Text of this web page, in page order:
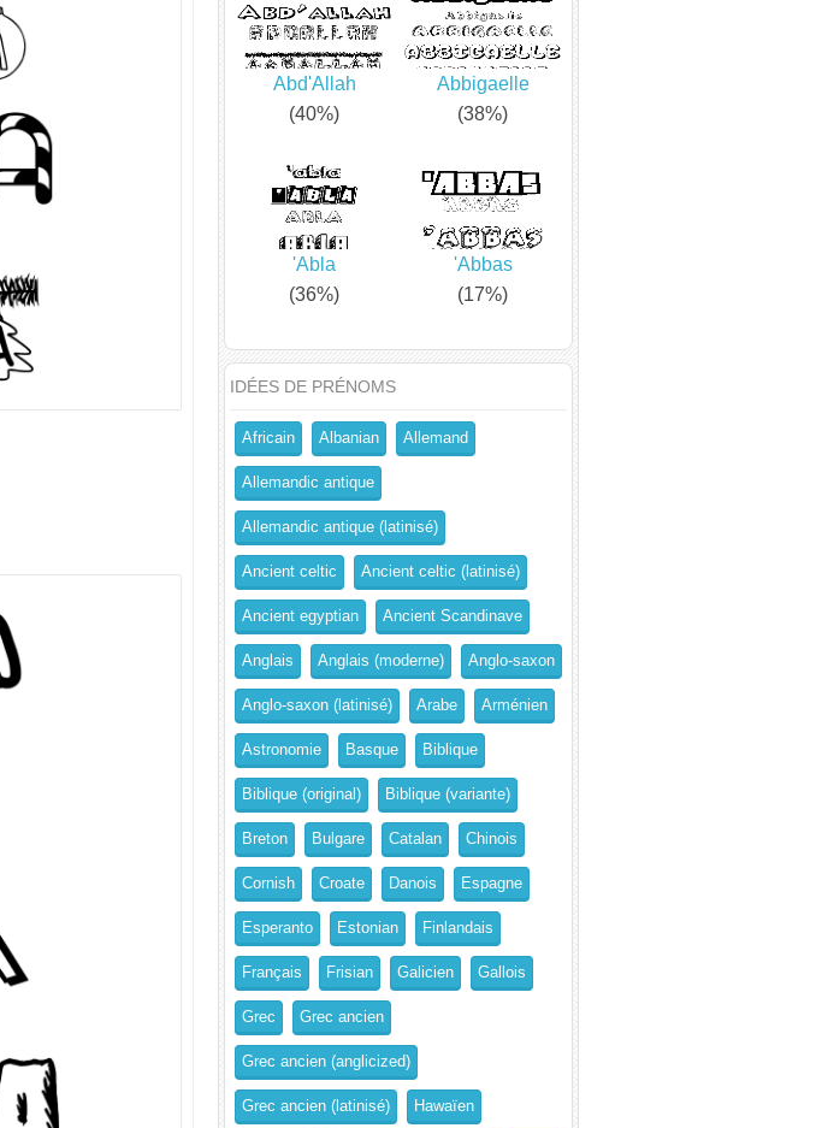
Abd'Allah
(40%)
Abbigaelle
(38%)
'Abla
(36%)
'Abbas
(17%)
IDÉES DE PRÉNOMS
Africain Albanian Allemand
Allemandic antique
Allemandic antique (latinisé)
Ancient celtic Ancient celtic (latinisé)
Ancient egyptian Ancient Scandinave
Anglais Anglais (moderne) Anglo-saxon
Anglo-saxon (latinisé) Arabe Arménien
Astronomie Basque Biblique
Biblique (original) Biblique (variante)
Breton Bulgare Catalan Chinois
Cornish Croate Danois Espagne
Esperanto Estonian Finlandais
Français Frisian Galicien Gallois
Grec Grec ancien
Grec ancien (anglicized)
Grec ancien (latinisé) Hawaïen